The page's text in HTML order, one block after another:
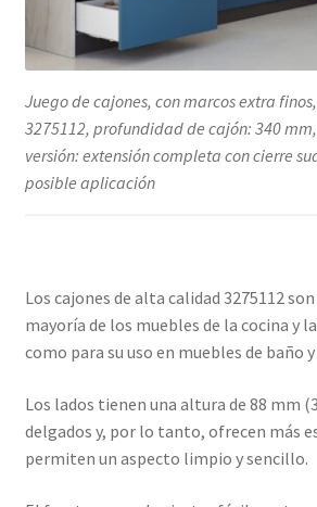
Juego de cajones, con marcos extra
3275112, profundidad de cajón: 340 mm,
versión: extensión completa con cierre
posible aplicación
Los cajones de alta calidad 3275112
mayoría de los muebles de la cocina y
como para su uso en muebles de baño
Los lados tienen una altura de 88 mm
delgados y, por lo tanto, ofrecen más
permiten un aspecto limpio y sencillo.